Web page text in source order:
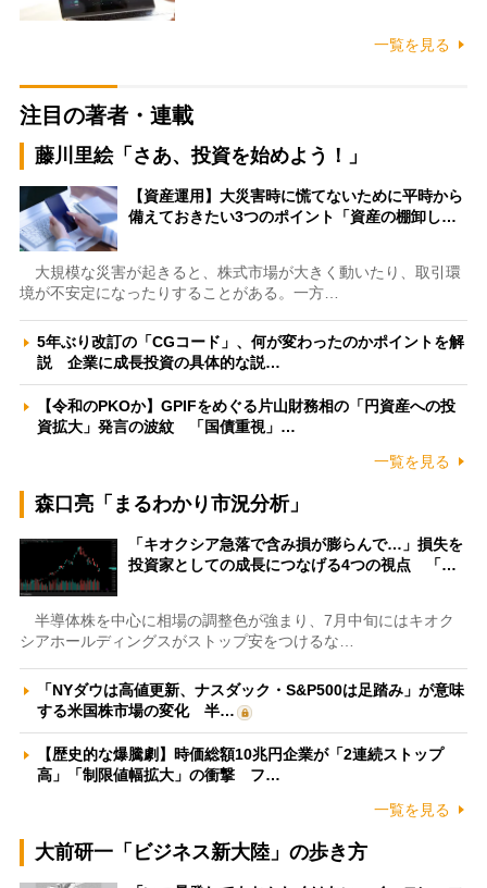
一覧を見る
注目の著者・連載
藤川里絵「さあ、投資を始めよう！」
【資産運用】大災害時に慌てないために平時から
備えておきたい3つのポイント「資産の棚卸し…
大規模な災害が起きると、株式市場が大きく動いたり、取引環
境が不安定になったりすることがある。一方…
5年ぶり改訂の「CGコード」、何が変わったのかポイントを解
説 企業に成長投資の具体的な説…
【令和のPKOか】GPIFをめぐる片山財務相の「円資産への投
資拡大」発言の波紋 「国債重視」…
一覧を見る
森口亮「まるわかり市況分析」
「キオクシア急落で含み損が膨らんで…」損失を
投資家としての成長につなげる4つの視点 「…
半導体株を中心に相場の調整色が強まり、7月中旬にはキオク
シアホールディングスがストップ安をつけるな…
「NYダウは高値更新、ナスダック・S&P500は足踏み」が意味
する米国株市場の変化 半…
【歴史的な爆騰劇】時価総額10兆円企業が「2連続ストップ
高」「制限値幅拡大」の衝撃 フ…
一覧を見る
大前研一「ビジネス新大陸」の歩き方